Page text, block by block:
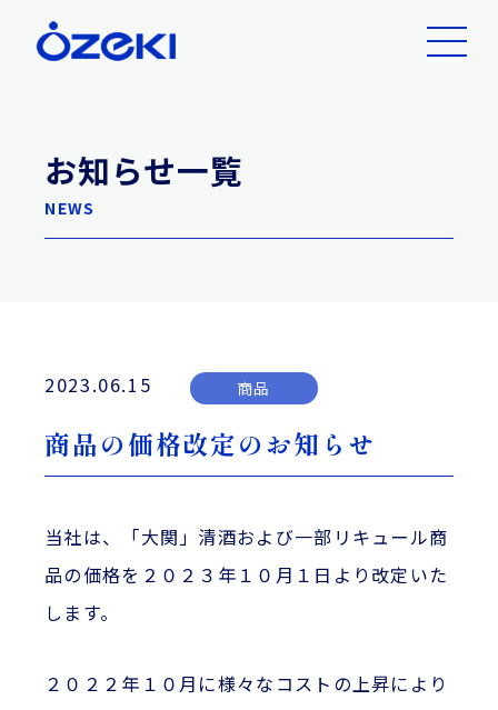
お知らせ一覧
NEWS
2023.06.15 商品
商品の価格改定のお知らせ
当社は、「大関」清酒および一部リキュール商
品の価格を２０２３年１０月１日より改定いた
します。
２０２２年１０月に様々なコストの上昇により